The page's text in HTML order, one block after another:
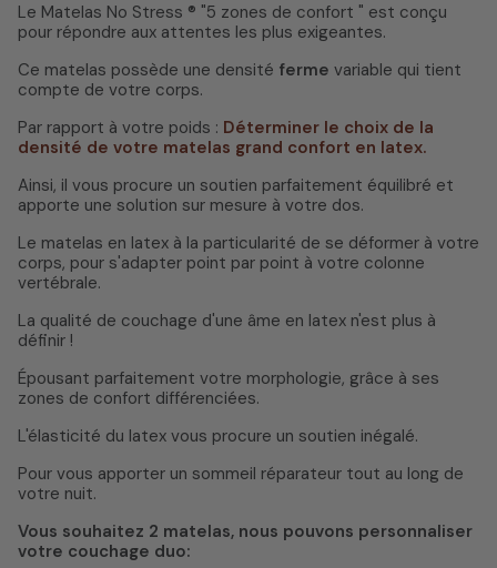
Le Matelas No Stress ® "5 zones de confort " est conçu
pour répondre aux attentes les plus exigeantes.
Ce matelas possède une densité ferme variable qui tient
compte de votre corps.
Par rapport à votre poids : Déterminer le choix de la
densité de votre matelas grand confort en latex.
Ainsi, il vous procure un soutien parfaitement équilibré et
apporte une solution sur mesure à votre dos.
Le matelas en latex à la particularité de se déformer à votre
corps, pour s'adapter point par point à votre colonne
vertébrale.
La qualité de couchage d'une âme en latex n'est plus à
définir !
Épousant parfaitement votre morphologie, grâce à ses
zones de confort différenciées.
L'élasticité du latex vous procure un soutien inégalé.
Pour vous apporter un sommeil réparateur tout au long de
votre nuit.
Vous souhaitez 2 matelas, nous pouvons personnaliser
votre couchage duo: